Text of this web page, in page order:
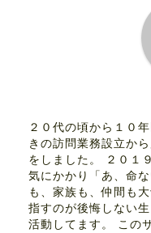
２０代の頃から１０
きの訪問業務設立か
をしました。 ２０１
気にかかり「あ、命
も、家族も、仲間も
指すのが後悔しない
活動してます。 この